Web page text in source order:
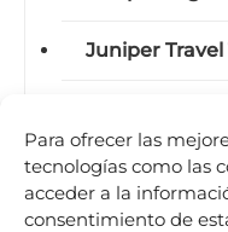
Para ofrecer las
tecnologías como las
acceder a la
consentimiento de
Juniper